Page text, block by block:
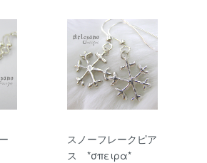
スノーフレークピア
ス *σπειρα*